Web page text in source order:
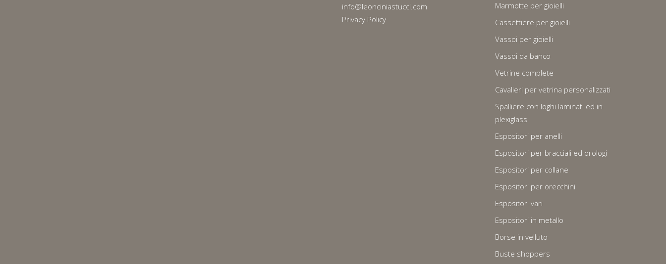
info@leonciniastucci.com
Privacy Policy
Marmotte per gioielli
Cassettiere per gioielli
Vassoi per gioielli
Vassoi da banco
Vetrine complete
Cavalieri per vetrina personalizzati
Spalliere con loghi laminati ed in
plexiglass
Espositori per anelli
Espositori per bracciali ed orologi
Espositori per collane
Espositori per orecchini
Espositori vari
Espositori in metallo
Borse in velluto
Buste shoppers